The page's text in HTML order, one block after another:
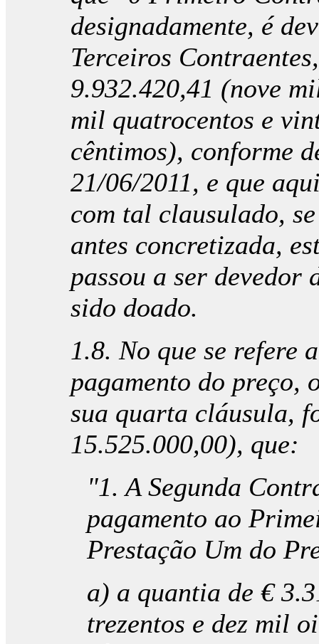
designadamente, é
Terceiros
9.932.420,41 (nove
mil quatrocentos e
cêntimos), conforme
21/06/2011, e que
com tal clausulado,
antes concretizada,
passou a ser devedor
sido doado.
1.8. No que se refere
pagamento do preço,
sua quarta cláusula,
15.525.000,00), que:
"1. A Segunda
pagamento ao
Prestação Um do
a) a quantia de €
trezentos e dez mil